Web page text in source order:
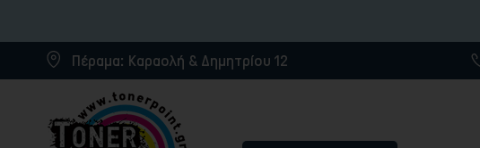
Πέραμα: Καραολή & Δημητρίου 12